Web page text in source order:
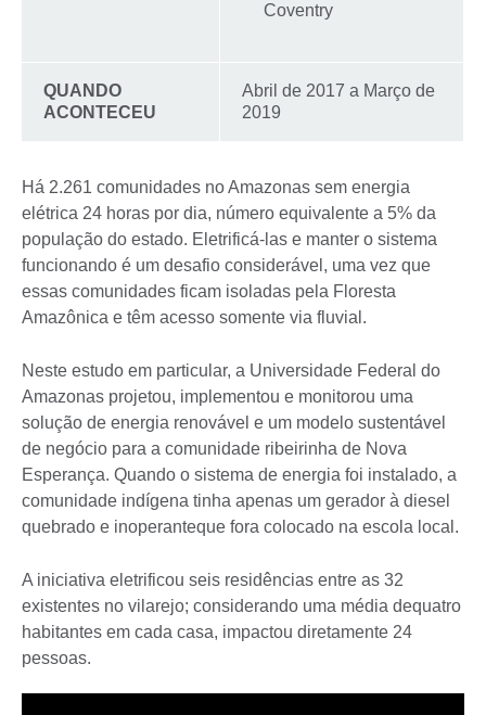
Coventry
QUANDO
ACONTECEU
Abril de 2017 a Março de
2019
Há 2.261 comunidades no Amazonas sem energia
elétrica 24 horas por dia, número equivalente a 5% da
população do estado. Eletrificá-las e manter o sistema
funcionando é um desafio considerável, uma vez que
essas comunidades ficam isoladas pela Floresta
Amazônica e têm acesso somente via fluvial.
Neste estudo em particular, a Universidade Federal do
Amazonas projetou, implementou e monitorou uma
solução de energia renovável e um modelo sustentável
de negócio para a comunidade ribeirinha de Nova
Esperança. Quando o sistema de energia foi instalado, a
comunidade indígena tinha apenas um gerador à diesel
quebrado e inoperanteque fora colocado na escola local.
A iniciativa eletrificou seis residências entre as 32
existentes no vilarejo; considerando uma média dequatro
habitantes em cada casa, impactou diretamente 24
pessoas.